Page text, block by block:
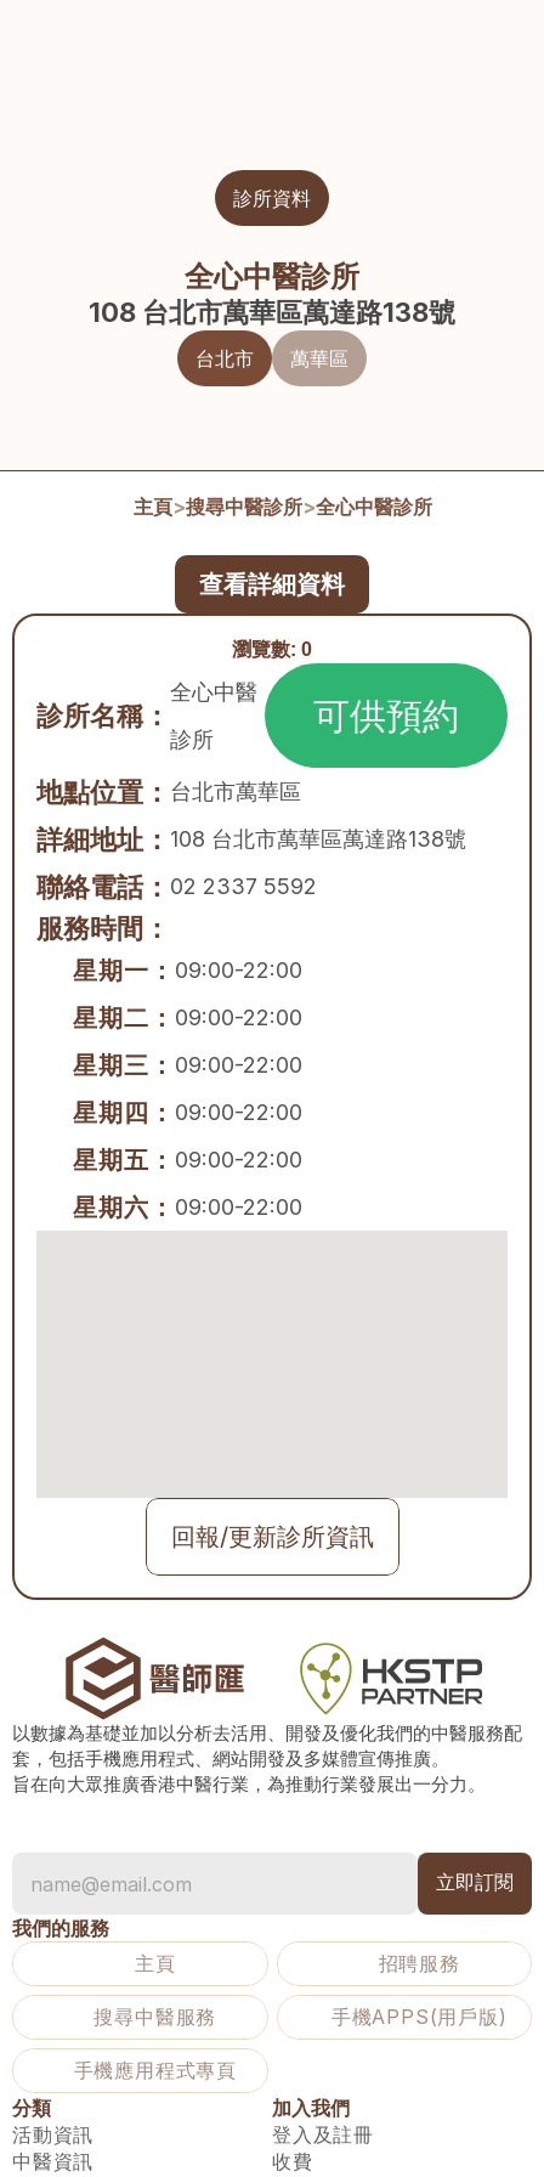
診所資料
全心中醫診所
108 台北市萬華區萬達路138號
台北市 萬華區
主頁>搜尋中醫診所>全心中醫診所
瀏覽數: 0
診所名稱：
全心中醫
診所
可供預約
地點位置： 台北市萬華區
詳細地址： 108 台北市萬華區萬達路138號
聯絡電話： 02 2337 5592
服務時間：
星期一： 09:00-22:00
星期二： 09:00-22:00
星期三： 09:00-22:00
星期四： 09:00-22:00
星期五： 09:00-22:00
星期六： 09:00-22:00
回報/更新診所資訊
查看詳細資料
以數據為基礎並加以分析去活用、開發及優化我們的中醫服務配
套，包括手機應用程式、網站開發及多媒體宣傳推廣。
旨在向大眾推廣香港中醫行業，為推動行業發展出一分力。
我們的服務
主頁
招聘服務
搜尋中醫服務 手機APPS(用戶版)
手機應用程式專頁
分類
活動資訊
中醫資訊
加入我們
登入及註冊
收費